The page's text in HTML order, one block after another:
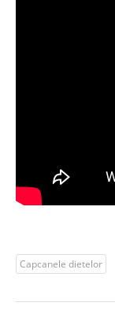
Capcanele dietelor